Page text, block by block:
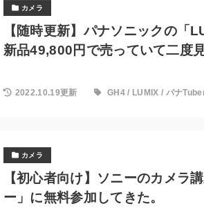
カメラ
【随時更新】パナソニックの「
新品49,800円で売っていて二度見
2022.10.19更新 GH4 / LUMIX / パナ
カメラ
【初心者向け】ソニーのカメラ
ー」に無料参加してきた。